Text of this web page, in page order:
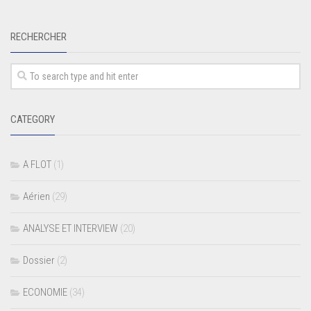
RECHERCHER
CATEGORY
A FLOT (1)
Aérien (29)
ANALYSE ET INTERVIEW (20)
Dossier (2)
ECONOMIE (34)